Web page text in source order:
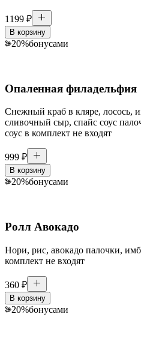
1199 ₽
В корзину
20%бонусами
Опаленная филадельфия
Снежный краб в кляре, лосось,
сливочный сыр, спайс соус
соус в комплект не входят
999 ₽
В корзину
20%бонусами
Ролл Авокадо
Нори, рис, авокадо палочки,
комплект не входят
360 ₽
В корзину
20%бонусами